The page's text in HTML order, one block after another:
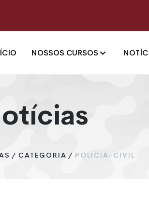
NOSSOS CURSOS
/ CATEGORIA / POLICIA-CIVIL